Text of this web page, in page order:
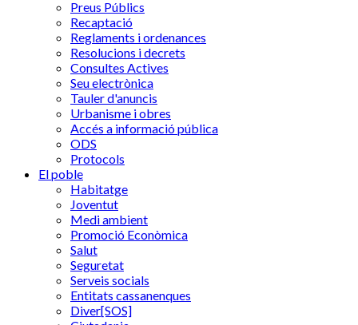
Preus Públics
Recaptació
Reglaments i ordenances
Resolucions i decrets
Consultes Actives
Seu electrònica
Tauler d'anuncis
Urbanisme i obres
Accés a informació pública
ODS
Protocols
El poble
Habitatge
Joventut
Medi ambient
Promoció Econòmica
Salut
Seguretat
Serveis socials
Entitats cassanenques
Diver[SOS]